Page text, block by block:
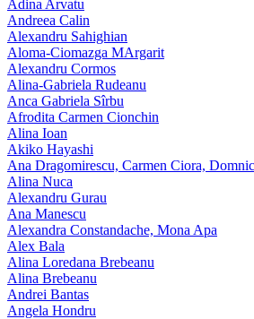
Adina Arvatu
Andreea Calin
Alexandru Sahighian
Aloma-Ciomazga MArgarit
Alexandru Cormos
Alina-Gabriela Rudeanu
Anca Gabriela Sîrbu
Afrodita Carmen Cionchin
Alina Ioan
Akiko Hayashi
Ana Dragomirescu, Carmen Ciora,
Alina Nuca
Alexandru Gurau
Ana Manescu
Alexandra Constandache, Mona Apa
Alex Bala
Alina Loredana Brebeanu
Alina Brebeanu
Andrei Bantas
Angela Hondru